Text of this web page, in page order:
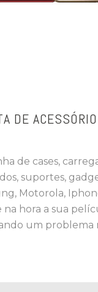
DE
de cases,
suportes,
Motorola,
na hora a sua
um problema